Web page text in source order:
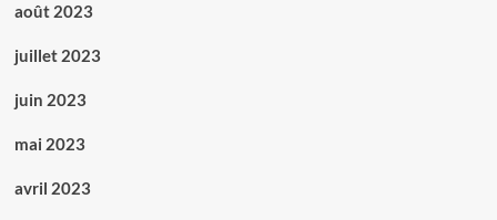
août 2023
juillet 2023
juin 2023
mai 2023
avril 2023